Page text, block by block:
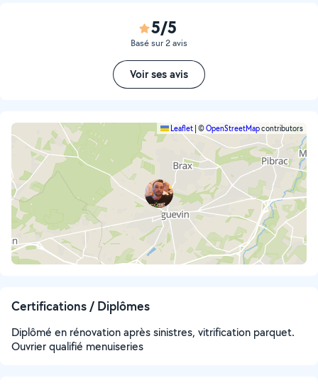
5/5
Basé sur 2 avis
Voir ses avis
Leaflet ©OpenStreetMapcontributors
Certifications / Diplômes
Diplômé en rénovation après sinistres, vitrification parquet.
Ouvrier qualifié menuiseries